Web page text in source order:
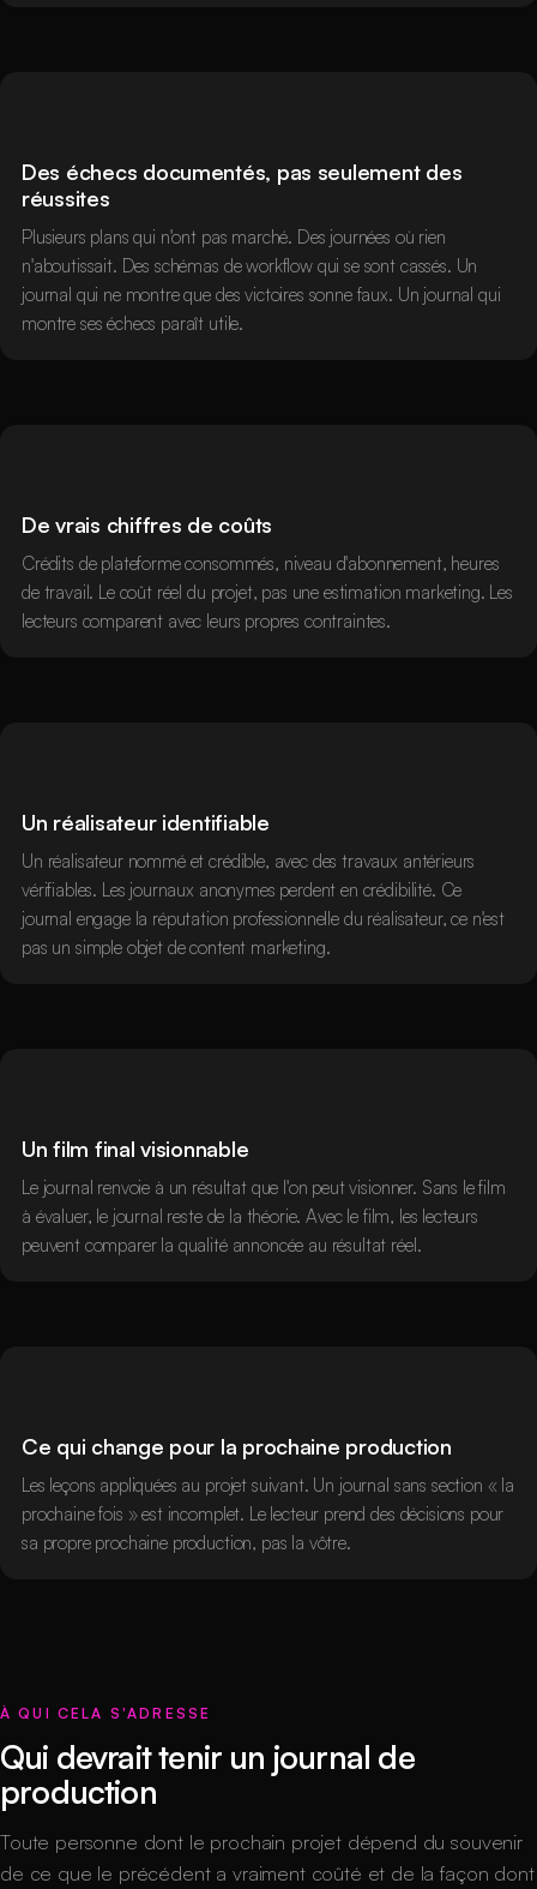
Des échecs documentés, pas seulement des
réussites
Plusieurs plans qui n'ont pas marché. Des journées où rien
n'aboutissait. Des schémas de workflow qui se sont cassés. Un
journal qui ne montre que des victoires sonne faux. Un journal qui
montre ses échecs paraît utile.
De vrais chiffres de coûts
Crédits de plateforme consommés, niveau d'abonnement, heures
de travail. Le coût réel du projet, pas une estimation marketing. Les
lecteurs comparent avec leurs propres contraintes.
Un réalisateur identifiable
Un réalisateur nommé et crédible, avec des travaux antérieurs
vérifiables. Les journaux anonymes perdent en crédibilité. Ce
journal engage la réputation professionnelle du réalisateur, ce n'est
pas un simple objet de content marketing.
Un film final visionnable
Le journal renvoie à un résultat que l'on peut visionner. Sans le film
à évaluer, le journal reste de la théorie. Avec le film, les lecteurs
peuvent comparer la qualité annoncée au résultat réel.
Ce qui change pour la prochaine production
Les leçons appliquées au projet suivant. Un journal sans section « la
prochaine fois » est incomplet. Le lecteur prend des décisions pour
sa propre prochaine production, pas la vôtre.
À QUI CELA S'ADRESSE
Qui devrait tenir un journal de
production
Toute personne dont le prochain projet dépend du souvenir
de ce que le précédent a vraiment coûté et de la façon dont